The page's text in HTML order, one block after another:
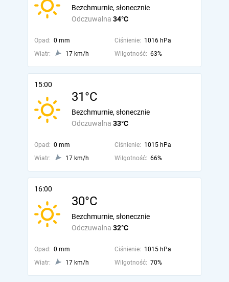
Odczuwalna 34°C
Bezchmurnie, słonecznie
Opad: 0 mm Ciśnienie: 1016 hPa
Wiatr:
17 km/h Wilgotność: 63%
15:00
31°C
Odczuwalna 33°C
Bezchmurnie, słonecznie
Opad: 0 mm Ciśnienie: 1015 hPa
Wiatr:
17 km/h Wilgotność: 66%
16:00
30°C
Odczuwalna 32°C
Bezchmurnie, słonecznie
Opad: 0 mm Ciśnienie: 1015 hPa
Wiatr:
17 km/h Wilgotność: 70%